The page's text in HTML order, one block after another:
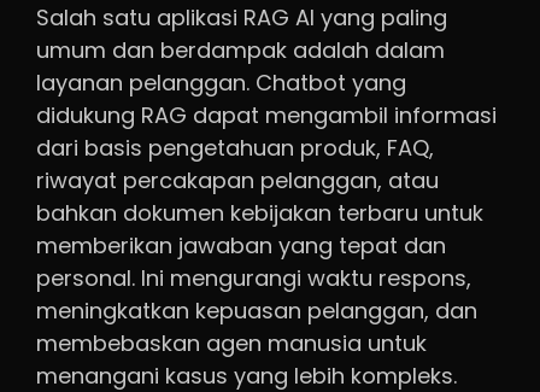
Salah satu aplikasi RAG AI yang paling
umum dan berdampak adalah dalam
layanan pelanggan. Chatbot yang
didukung RAG dapat mengambil informasi
dari basis pengetahuan produk, FAQ,
riwayat percakapan pelanggan, atau
bahkan dokumen kebijakan terbaru untuk
memberikan jawaban yang tepat dan
personal. Ini mengurangi waktu respons,
meningkatkan kepuasan pelanggan, dan
membebaskan agen manusia untuk
menangani kasus yang lebih kompleks.